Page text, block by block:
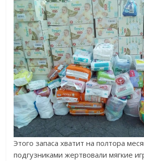
Этого запаса хватит на полтора
подгузниками жертвовали мягкие